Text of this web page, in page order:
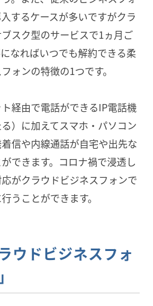
するケースが多いですがクラ
スク型のサービスで1ヵ月ご
なればいつでも解約できる柔
ォンの特徴の1つです。
経由で電話ができるIP電話機
る）に加えてスマホ・パソコン
信や内線通話が自宅や出先な
できます。コロナ禍で浸透し
がクラウドビジネスフォンで
うことができます。
ウドビジネスフォ